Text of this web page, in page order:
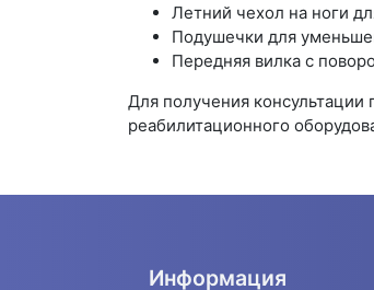
Летний чехол на ноги
Подушечки для
Передняя вилка с
Для получения
реабилитационного
Информация